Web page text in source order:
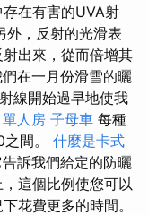
在有害的UVA射
外，反射的光滑表
出來，從而倍增其
在一月份滑雪的曬
線開始過早地使我
人房 子母車 每種
間。 什麼是卡式
訴我們給定的防曬
這個比例使您可以
花費更多的時間。